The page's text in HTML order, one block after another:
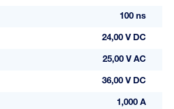
100 ns
24,00 V DC
25,00 V AC
36,00 V DC
1,000 A